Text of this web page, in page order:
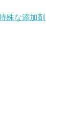
殊な添加剤